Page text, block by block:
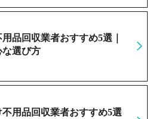
品回収業者おすすめ5選｜
選び方
用品回収業者おすすめ5選